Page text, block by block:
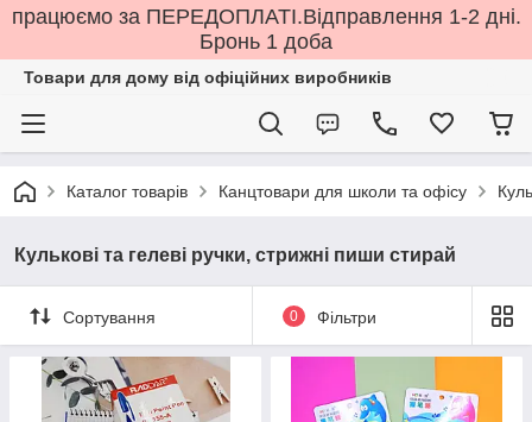
працюємо за ПЕРЕДОПЛАТІ.Відправлення 1-2 дні.
Бронь 1 доба
Товари для дому від офіційних виробників
Каталог товарів Канцтовари для школи та офісу
Кулькові та гелеві ручки, стрижні пиши стирай
Сортування 0 Фільтри